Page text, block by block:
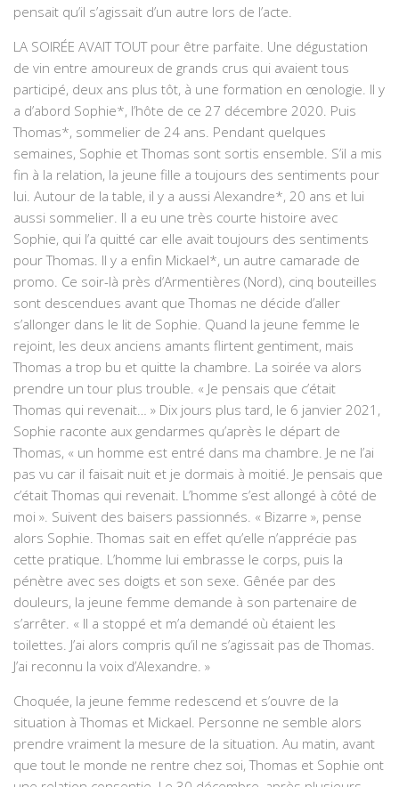
pensait qu’il s’agissait d’un autre lors de l’acte.
LA SOIRÉE AVAIT TOUT pour être parfaite. Une dégustation
de vin entre amoureux de grands crus qui avaient tous
participé, deux ans plus tôt, à une formation en œnologie. Il y
a d’abord Sophie*, l’hôte de ce 27 décembre 2020. Puis
Thomas*, sommelier de 24 ans. Pendant quelques
semaines, Sophie et Thomas sont sortis ensemble. S’il a mis
fin à la relation, la jeune fille a toujours des sentiments pour
lui. Autour de la table, il y a aussi Alexandre*, 20 ans et lui
aussi sommelier. Il a eu une très courte histoire avec
Sophie, qui l’a quitté car elle avait toujours des sentiments
pour Thomas. Il y a enfin Mickael*, un autre camarade de
promo. Ce soir-là près d’Armentières (Nord), cinq bouteilles
sont descendues avant que Thomas ne décide d’aller
s’allonger dans le lit de Sophie. Quand la jeune femme le
rejoint, les deux anciens amants flirtent gentiment, mais
Thomas a trop bu et quitte la chambre. La soirée va alors
prendre un tour plus trouble. « Je pensais que c’était
Thomas qui revenait… » Dix jours plus tard, le 6 janvier 2021,
Sophie raconte aux gendarmes qu’après le départ de
Thomas, « un homme est entré dans ma chambre. Je ne l’ai
pas vu car il faisait nuit et je dormais à moitié. Je pensais que
c’était Thomas qui revenait. L’homme s’est allongé à côté de
moi ». Suivent des baisers passionnés. « Bizarre », pense
alors Sophie. Thomas sait en effet qu’elle n’apprécie pas
cette pratique. L’homme lui embrasse le corps, puis la
pénètre avec ses doigts et son sexe. Gênée par des
douleurs, la jeune femme demande à son partenaire de
s’arrêter. « Il a stoppé et m’a demandé où étaient les
toilettes. J’ai alors compris qu’il ne s’agissait pas de Thomas.
J’ai reconnu la voix d’Alexandre. »
Choquée, la jeune femme redescend et s’ouvre de la
situation à Thomas et Mickael. Personne ne semble alors
prendre vraiment la mesure de la situation. Au matin, avant
que tout le monde ne rentre chez soi, Thomas et Sophie ont